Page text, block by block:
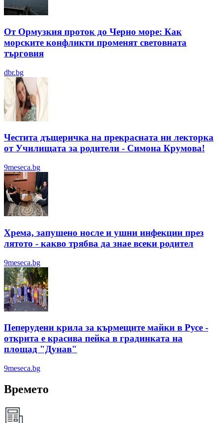
От Ормузкия проток до Черно море: Как
морските конфликти променят световната
търговия
dbr.bg
Честита дъщеричка на прекрасната ни лекторка
от Училищата за родители - Симона Крумова!
9meseca.bg
Хрема, запушено носле и ушни инфекции през
лятотo - какво трябва да знае всеки родител
9meseca.bg
Пеперудени крила за кърмещите майки в Русе -
открита е красива пейка в градинката на
площад "Дунав"
9meseca.bg
Времето